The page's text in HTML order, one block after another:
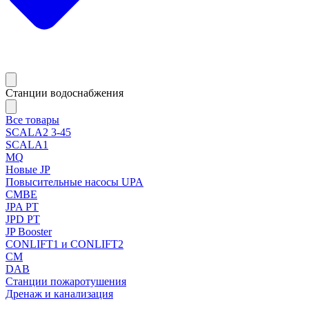
Станции водоснабжения
Все товары
SCALA2 3-45
SCALA1
MQ
Новые JP
Повысительные насосы UPA
CMBE
JPA PT
JPD PT
JP Booster
CONLIFT1 и CONLIFT2
CM
DAB
Станции пожаротушения
Дренаж и канализация